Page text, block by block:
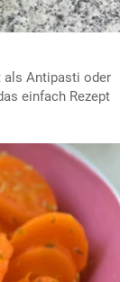
als Antipasti oder
einfach Rezept